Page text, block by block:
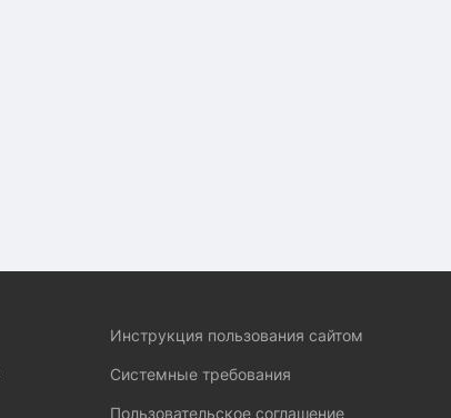
Инструкция пользования сайтом
Системные требования
Пользовательское соглашение